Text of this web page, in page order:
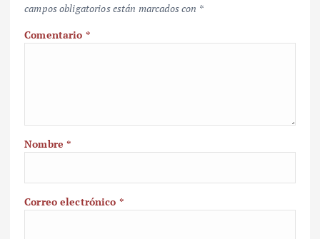
campos obligatorios están marcados con *
Comentario *
Nombre*
Correo electrónico *